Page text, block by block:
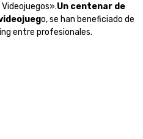
Un centenar de
o, se han beneficiado de
entre profesionales.